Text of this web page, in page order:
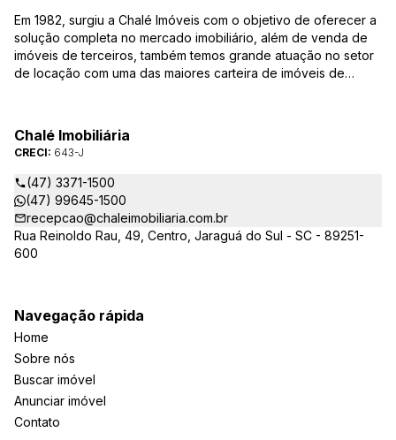
Em 1982, surgiu a Chalé Imóveis com o objetivo de oferecer a
solução completa no mercado imobiliário, além de venda de
imóveis de terceiros, também temos grande atuação no setor
de locação com uma das maiores carteira de imóveis de
Arte Imóveis. E também reavaliamos a nossa Missão, Visão e
Valores.
Chalé Imobiliária
CRECI: 643-J
(47) 3371-1500
(47) 99645-1500
recepcao@chaleimobiliaria.com.br
Rua Reinoldo Rau, 49, Centro, Jaraguá do Sul - SC - 89251-
600
Navegação rápida
Home
Sobre nós
Buscar imóvel
Anunciar imóvel
Contato